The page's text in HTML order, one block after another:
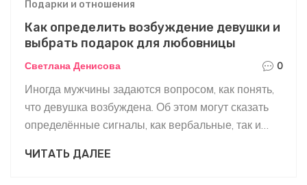
Подарки и отношения
Как определить возбуждение девушки и
выбрать подарок для любовницы
Светлана Денисова 0
Иногда мужчины задаются вопросом, как понять,
что девушка возбуждена. Об этом могут сказать
определённые сигналы, как вербальные, так и
улучшить отношения с партнёром. Важно также
ЧИТАТЬ ДАЛЕЕ